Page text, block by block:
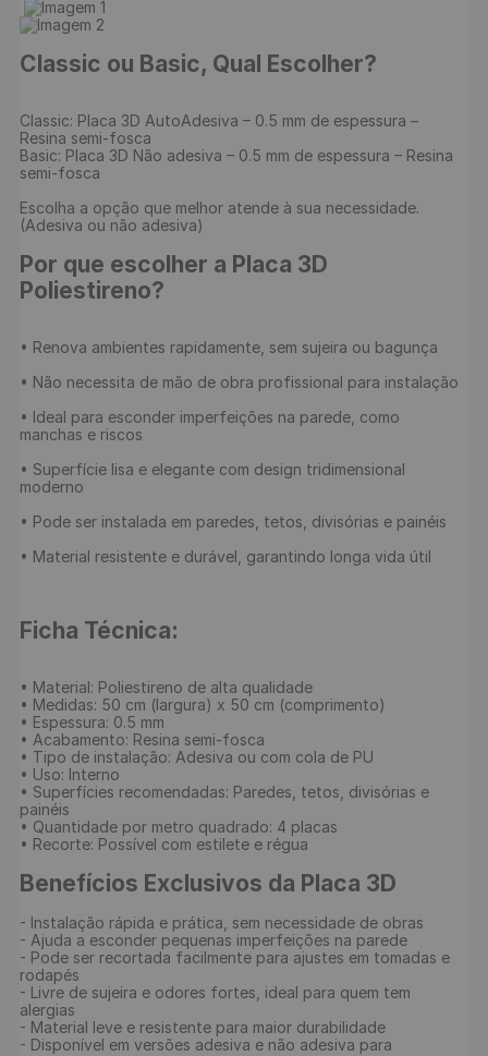
Classic ou Basic, Qual Escolher?
Classic: Placa 3D AutoAdesiva – 0.5 mm de espessura –
Resina semi-fosca
Basic: Placa 3D Não adesiva – 0.5 mm de espessura – Resina
semi-fosca
Escolha a opção que melhor atende à sua necessidade.
(Adesiva ou não adesiva)
Por que escolher a Placa 3D
Poliestireno?
• Renova ambientes rapidamente, sem sujeira ou bagunça
• Não necessita de mão de obra profissional para instalação
• Ideal para esconder imperfeições na parede, como
manchas e riscos
• Superfície lisa e elegante com design tridimensional
moderno
• Pode ser instalada em paredes, tetos, divisórias e painéis
• Material resistente e durável, garantindo longa vida útil
Ficha Técnica:
• Material: Poliestireno de alta qualidade
• Medidas: 50 cm (largura) x 50 cm (comprimento)
• Espessura: 0.5 mm
• Acabamento: Resina semi-fosca
• Tipo de instalação: Adesiva ou com cola de PU
• Uso: Interno
• Superfícies recomendadas: Paredes, tetos, divisórias e
painéis
• Quantidade por metro quadrado: 4 placas
• Recorte: Possível com estilete e régua
Benefícios Exclusivos da Placa 3D
- Instalação rápida e prática, sem necessidade de obras
- Ajuda a esconder pequenas imperfeições na parede
- Pode ser recortada facilmente para ajustes em tomadas e
rodapés
- Livre de sujeira e odores fortes, ideal para quem tem
alergias
- Material leve e resistente para maior durabilidade
- Disponível em versões adesiva e não adesiva para